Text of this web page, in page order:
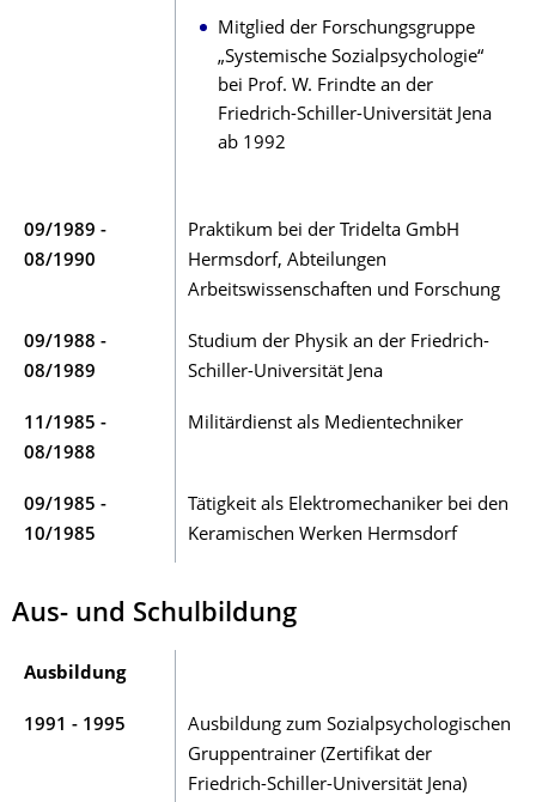
Mitglied der Forschungsgruppe
„Systemische Sozialpsychologie“
bei Prof. W. Frindte an der
Friedrich-Schiller-Universität Jena
ab 1992
09/1989 -
08/1990
Praktikum bei der Tridelta GmbH
Hermsdorf, Abteilungen
Arbeitswissenschaften und Forschung
09/1988 -
08/1989
Studium der Physik an der Friedrich-
Schiller-Universität Jena
11/1985 -
08/1988
Militärdienst als Medientechniker
09/1985 -
10/1985
Tätigkeit als Elektromechaniker bei den
Keramischen Werken Hermsdorf
Aus- und Schulbildung
Ausbildung
1991 - 1995
Ausbildung zum Sozialpsychologischen
Gruppentrainer (Zertifikat der
Friedrich-Schiller-Universität Jena)